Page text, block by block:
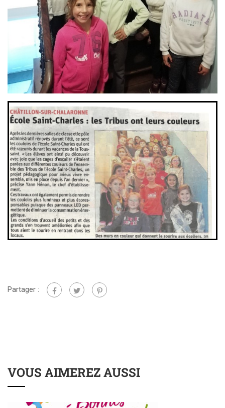
Partager :
VOUS AIMEREZ AUSSI